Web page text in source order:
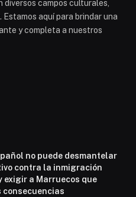
campos culturales,
aquí para brindar una
y completa a nuestros
no puede desmantelar
contra la inmigración
exigir a Marruecos que
consecuencias